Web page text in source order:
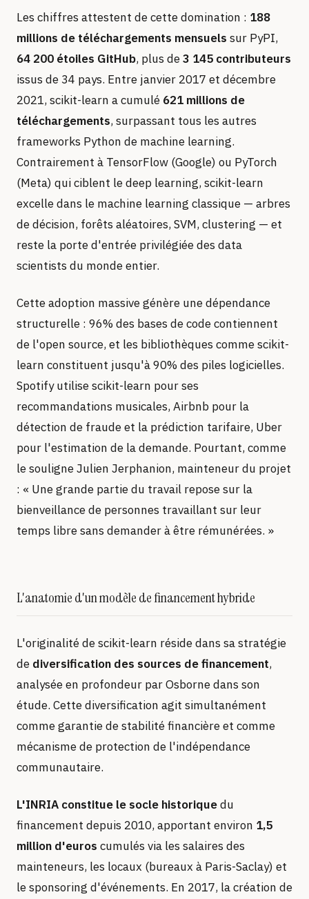
Les chiffres attestent de cette domination : 188
millions de téléchargements mensuels sur PyPI,
64 200 étoiles GitHub, plus de3 145 contributeurs
issus de 34 pays. Entre janvier 2017 et décembre
2021, scikit-learn a cumulé 621 millions de
téléchargements, surpassant tous les autres
frameworks Python de machine learning.
Contrairement à TensorFlow (Google) ou PyTorch
(Meta) qui ciblent le deep learning, scikit-learn
excelle dans le machine learning classique — arbres
de décision, forêts aléatoires, SVM, clustering — et
reste la porte d'entrée privilégiée des data
scientists du monde entier.
Cette adoption massive génère une dépendance
structurelle : 96% des bases de code contiennent
de l'open source, et les bibliothèques comme scikit-
learn constituent jusqu'à 90% des piles logicielles.
Spotify utilise scikit-learn pour ses
recommandations musicales, Airbnb pour la
détection de fraude et la prédiction tarifaire, Uber
pour l'estimation de la demande. Pourtant, comme
le souligne Julien Jerphanion, mainteneur du projet
: « Une grande partie du travail repose sur la
bienveillance de personnes travaillant sur leur
temps libre sans demander à être rémunérées. »
L'anatomie d'un modèle de financement hybride
L'originalité de scikit-learn réside dans sa stratégie
de diversification des sources de financement,
analysée en profondeur par Osborne dans son
étude. Cette diversification agit simultanément
comme garantie de stabilité financière et comme
mécanisme de protection de l'indépendance
communautaire.
L'INRIA constitue le socle historiquedu
financement depuis 2010, apportant environ 1,5
million d'euros cumulés via les salaires des
mainteneurs, les locaux (bureaux à Paris-Saclay) et
le sponsoring d'événements. En 2017, la création de